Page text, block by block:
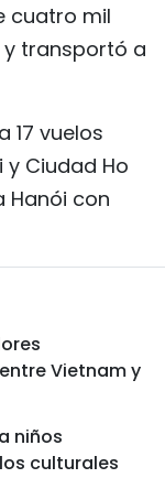
cuatro mil
y transportó a
17 vuelos
Ciudad Ho
Hanói con
Vietnam y
niños
culturales